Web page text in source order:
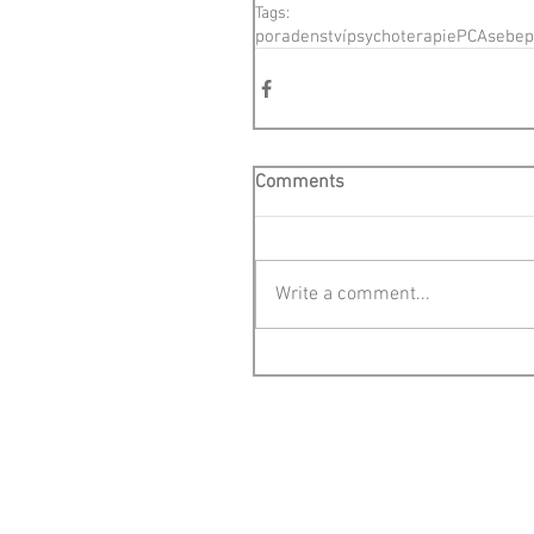
Tags:
poradenstvípsychoterapiePCA
Comments
Write a comment...